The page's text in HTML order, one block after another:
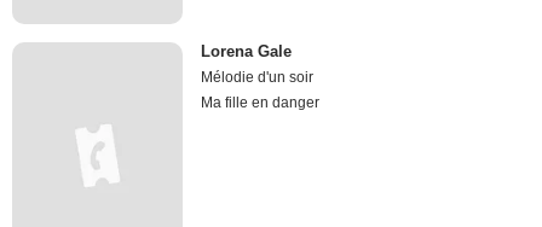
Lorena Gale
Mélodie d'un soir
Ma fille en danger